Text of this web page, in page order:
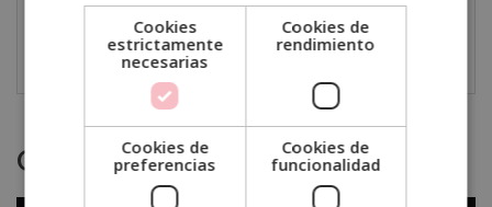
análisis y prevención de conflictos, con el respaldo de
una doble titulación autentificada por notario europeo.
Otras titulaciones
Cookies
estrictamente
necesarias
Cookies de
rendimiento
Cookies de
preferencias
Cookies de
funcionalidad